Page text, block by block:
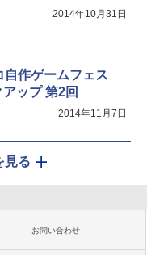
2014年10月31日
自作ゲームフェス
ップ 第2回
2014年11月7日
見る
お問い合わせ